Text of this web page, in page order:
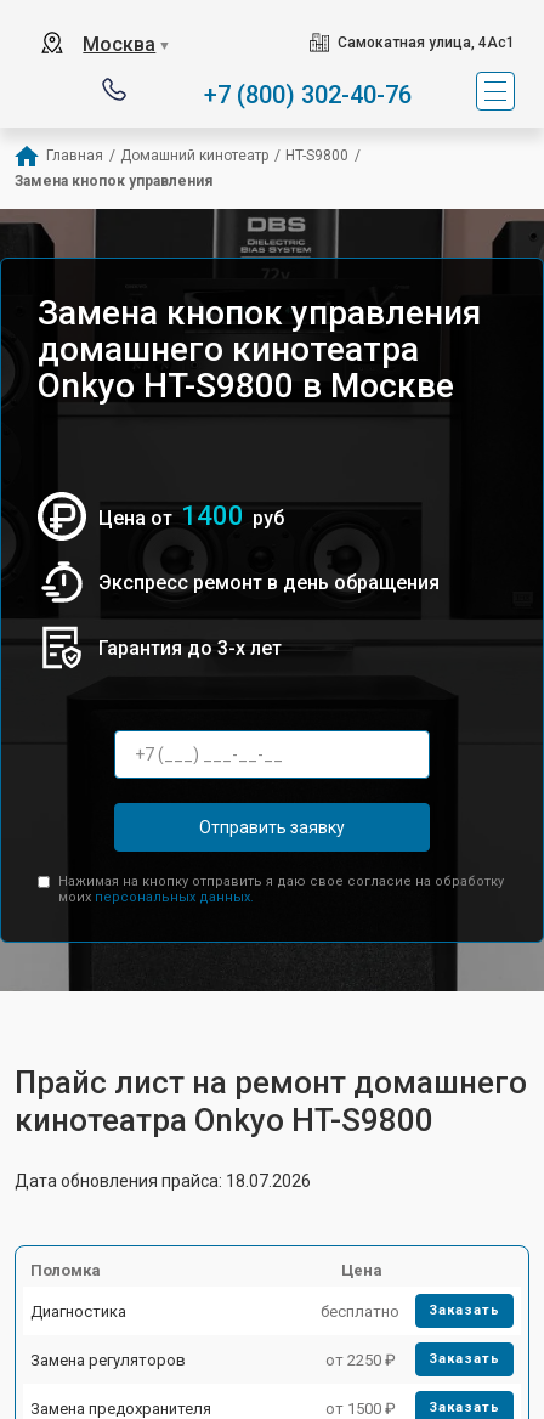
Москва ▼ Самокатная улица, 4Ас1
+7 (800) 302-40-76
Главная / Домашний кинотеатр / HT-S9800 /
Замена кнопок управления
Замена кнопок управления
домашнего кинотеатра
Onkyo HT-S9800 в Москве
Цена от 1400 руб
Экспресс ремонт в день обращения
Гарантия до 3-х лет
Отправить заявку
Нажимая на кнопку отправить я даю свое согласие на обработку
моих персональных данных.
Прайс лист на ремонт домашнего
кинотеатра Onkyo HT-S9800
Дата обновления прайса: 18.07.2026
Поломка Цена
Диагностика бесплатно Заказать
Замена регуляторов от 2250 ₽ Заказать
Замена предохранителя от 1500 ₽ Заказать